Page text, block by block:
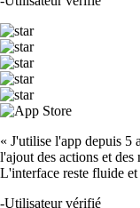
« J'utilise l'app depuis 5
l'ajout des actions et
L'interface reste fluide
-Utilisateur vérifié